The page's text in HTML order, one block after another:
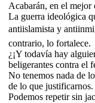
Acabarán, en el mejor
La guerra ideológica
antiislamista y
contrario, lo fortalece.
¿¡Y todavía hay
beligerantes contra el
No tenemos nada de
de lo que justificarnos.
Podemos repetir sin